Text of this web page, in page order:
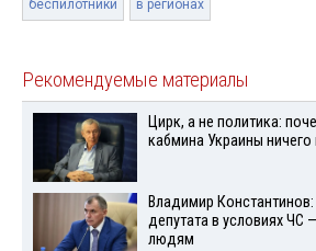
беспилотники в регионах
Рекомендуемые материалы
Цирк, а не политика:
кабмина Украины ничего
Владимир
депутата в условиях ЧС
людям